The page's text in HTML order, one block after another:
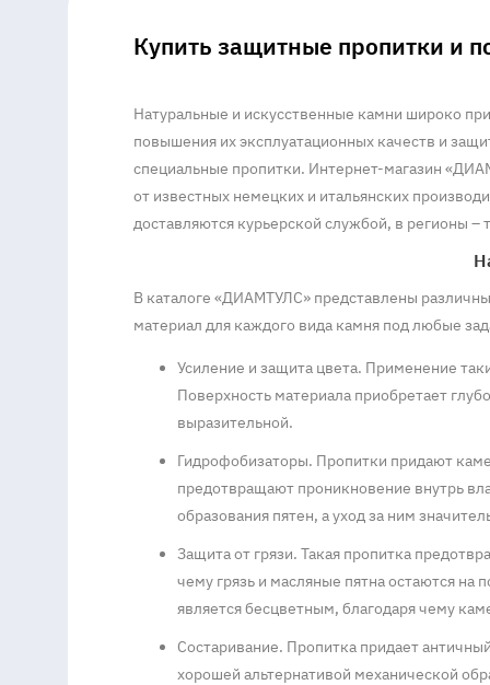
Купить защитные пропитки и
Натуральные и искусственные камни широко
повышения их эксплуатационных качеств и
специальные пропитки. Интернет-магазин
от известных немецких и итальянских
доставляются курьерской службой, в регионы
В каталоге «ДИАМТУЛС» представлены
материал для каждого вида камня под любые
Усиление и защита цвета. Применение
Поверхность материала приобретает
выразительной.
Гидрофобизаторы. Пропитки придают
предотвращают проникновение внутрь
образования пятен, а уход за ним
Защита от грязи. Такая пропитка
чему грязь и масляные пятна остаются
является бесцветным, благодаря чему
Состаривание. Пропитка придает
хорошей альтернативой механической